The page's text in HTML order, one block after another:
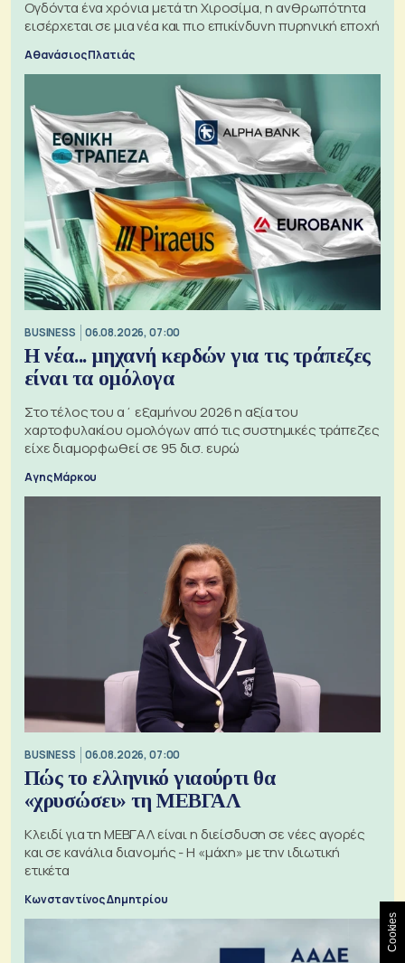
Ογδόντα ένα χρόνια μετά τη Χιροσίμα, η ανθρωπότητα
εισέρχεται σε μια νέα και πιο επικίνδυνη πυρηνική εποχή
Αθανάσιος Πλατιάς
BUSINESS 06.08.2026, 07:00
Η νέα... μηχανή κερδών για τις τράπεζες
είναι τα ομόλογα
Στο τέλος του α΄ εξαμήνου 2026 η αξία του
χαρτοφυλακίου ομολόγων από τις συστημικές τράπεζες
είχε διαμορφωθεί σε 95 δισ. ευρώ
Αγης Μάρκου
BUSINESS 06.08.2026, 07:00
Πώς το ελληνικό γιαούρτι θα
«χρυσώσει» τη ΜΕΒΓΑΛ
Κλειδί για τη ΜΕΒΓΑΛ είναι η διείσδυση σε νέες αγορές
και σε κανάλια διανομής - Η «μάχη» με την ιδιωτική
ετικέτα
Κωνσταντίνος Δημητρίου
Cookies